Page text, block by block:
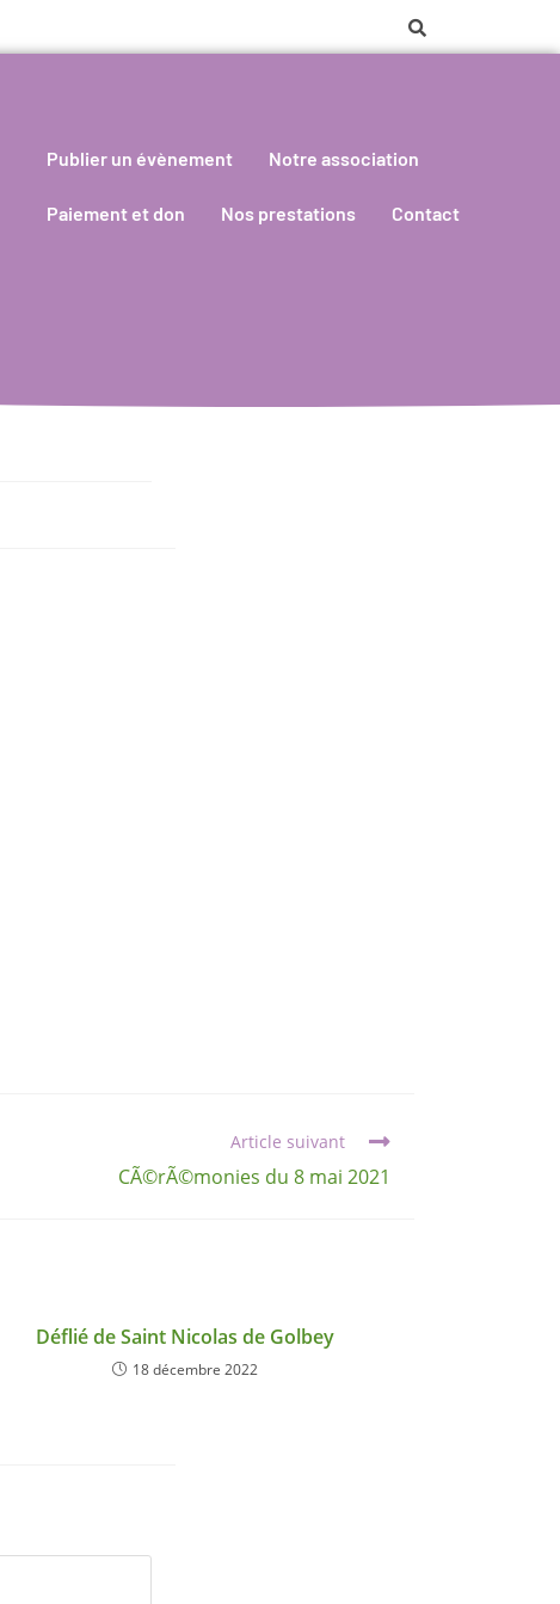
Publier un évènement Notre association
Paiement et don Nos prestations Contact
Article suivant
CÃ©rÃ©monies du 8 mai 2021
Déflié de Saint Nicolas de Golbey
18 décembre 2022